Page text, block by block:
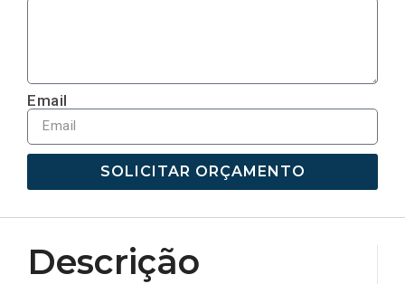
Email
SOLICITAR ORÇAMENTO
Descrição